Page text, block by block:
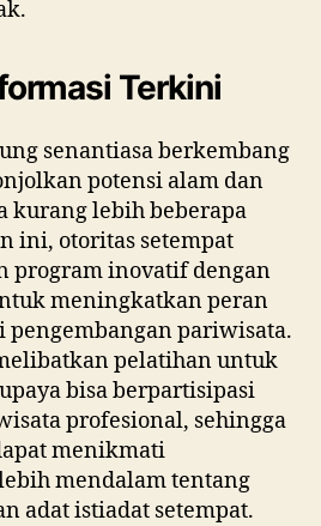
Terkini
senantiasa berkembang
potensi alam dan
kurang lebih beberapa
ini, otoritas setempat
program inovatif dengan
meningkatkan peran
pengembangan pariwisata.
pelatihan untuk
bisa berpartisipasi
profesional, sehingga
menikmati
mendalam tentang
adat istiadat setempat.